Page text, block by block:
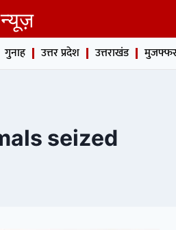
न्यूज़
गुनाह उत्तर प्रदेश उत्तराखंड
seized